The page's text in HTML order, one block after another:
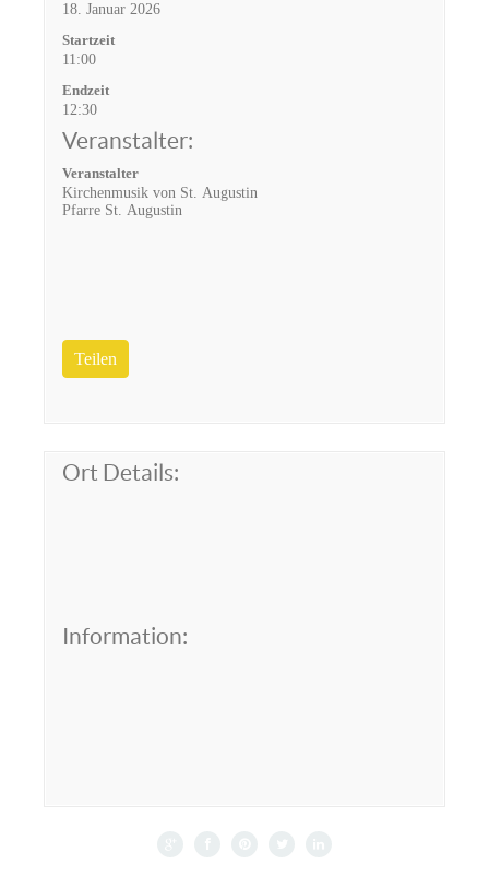
18. Januar 2026
Startzeit
11:00
Endzeit
12:30
Veranstalter:
Veranstalter
Kirchenmusik von St. Augustin
Pfarre St. Augustin
Teilen
Ort Details:
Information: